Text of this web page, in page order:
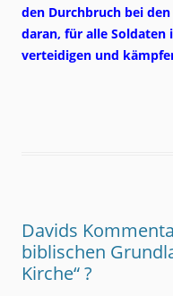
den Durchbruch bei
daran, für alle Soldaten
verteidigen und
Davids
biblischen
Kirche“ ?